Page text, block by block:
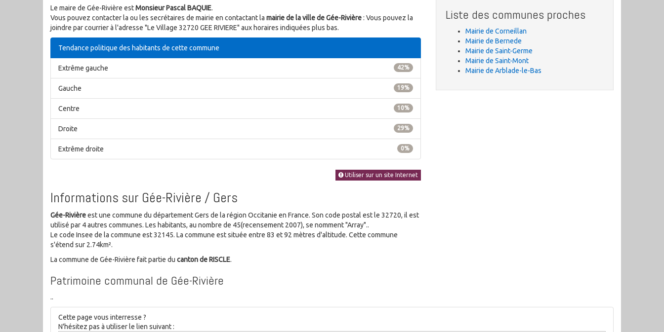
Le maire de Gée-Rivière estMonsieur Pascal BAQUIE.
Vous pouvez contacter la ou les secrétaires de mairie en contactant la mairie de la ville de Gée-Rivière: Vous pouvez la
joindre par courrier à l'adresse "Le Village 32720 GEE RIVIERE" aux horaires indiquées plus bas.
Tendance politique des habitants de cette commune
42%
Extrême gauche
19%
Gauche
10%
Centre
29%
Droite
0%
Extrême droite
Utiliser sur un site Internet
Informations sur Gée-Rivière / Gers
Gée-Rivièreest une commune du département Gers de la région Occitanie en France. Son code postal est le 32720, il est
utilisé par 4 autres communes. Les habitants, au nombre de 45(recensement 2007), se nomment "Array"..
Le code Insee de la commune est 32145. La commune est située entre 83 et 92 mètres d'altitude. Cette commune
s'étend sur 2.74km².
La commune de Gée-Rivière fait partie du canton de RISCLE.
Patrimoine communal de Gée-Rivière
..
Liste des communes proches
Mairie de Corneillan
Mairie de Bernede
Mairie de Saint-Germe
Mairie de Saint-Mont
Mairie de Arblade-le-Bas
Cette page vous interresse ?
N'hésitez pas à utiliser le lien suivant :